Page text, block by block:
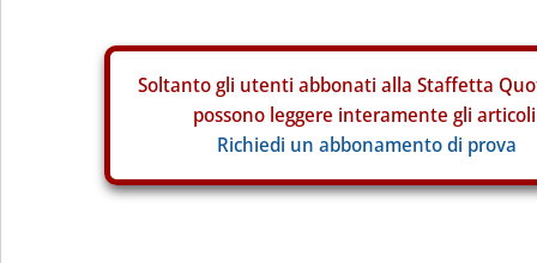
Soltanto gli utenti abbonati alla Staffetta
possono leggere interamente gli
Richiedi un abbonamento di prova